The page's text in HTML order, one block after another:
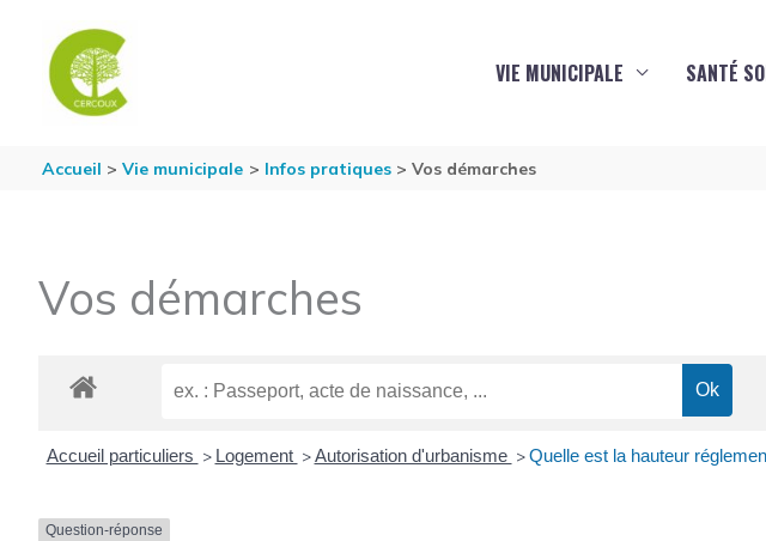
VIE MUNICIPALE SANTÉ
Accueil Vie municipale Infos pratiques Vos démarches
Vos démarches
Accueil particuliers > Logement > Autorisation d'urbanisme > Quelle est la hauteur
Question-réponse